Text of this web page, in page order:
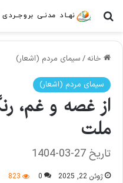
جستجو برای
خانه / سیمای مردم (اشعار)
سیمای مردم (اشعار)
از غصه و غم،
ملت
تاریخ 27-03-1404
ژوئن 22, 2025 0
823